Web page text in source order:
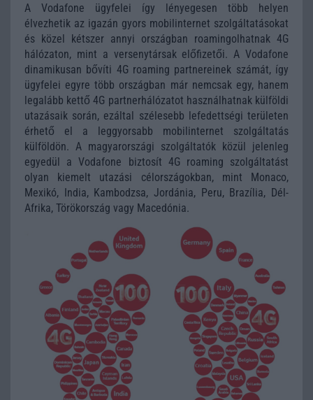
A Vodafone ügyfelei így lényegesen több helyen
élvezhetik az igazán gyors mobilinternet szolgáltatásokat
és közel kétszer annyi országban roamingolhatnak 4G
hálózaton, mint a versenytársak előfizetői. A Vodafone
dinamikusan bővíti 4G roaming partnereinek számát, így
ügyfelei egyre több országban már nemcsak egy, hanem
legalább kettő 4G partnerhálózatot használhatnak külföldi
utazásaik során, ezáltal szélesebb lefedettségi területen
érhető el a leggyorsabb mobilinternet szolgáltatás
külföldön. A magyarországi szolgáltatók közül jelenleg
egyedül a Vodafone biztosít 4G roaming szolgáltatást
olyan kiemelt utazási célországokban, mint Monaco,
Mexikó, India, Kambodzsa, Jordánia, Peru, Brazília, Dél-
Afrika, Törökország vagy Macedónia.